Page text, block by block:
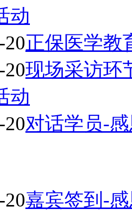
动
20正保医学教
20现场采访环
动
20对话学员-
20嘉宾签到-